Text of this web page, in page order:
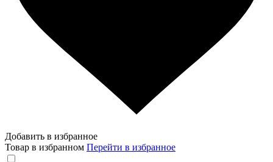
Добавить в избранное
Товар в избранном Перейти в избранное